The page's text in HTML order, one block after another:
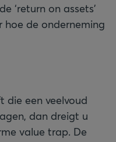
‘return on assets’
hoe de onderneming
die een veelvoud
dan dreigt u
value trap. De